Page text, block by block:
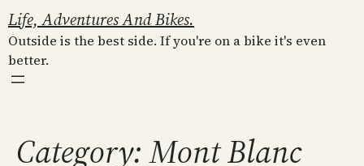
Skip
to
content
Life, Adventures And Bikes.
Outside is the best side. If you're on a bike it's even
better.
Category:Mont Blanc